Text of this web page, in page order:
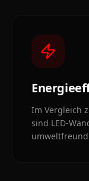
Im Vergleich
sind LED-